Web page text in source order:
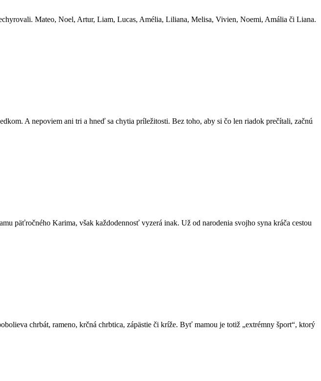
Mateo, Noel, Artur, Liam, Lucas, Amélia, Liliana, Melisa, Vivien, Noemi, Amália či Liana.
A nepoviem ani tri a hneď sa chytia príležitosti. Bez toho, aby si čo len riadok prečítali, začnú
päťročného Karima, však každodennosť vyzerá inak. Už od narodenia svojho syna kráča cestou
chrbát, rameno, krčná chrbtica, zápästie či kríže. Byť mamou je totiž „extrémny šport“, ktorý